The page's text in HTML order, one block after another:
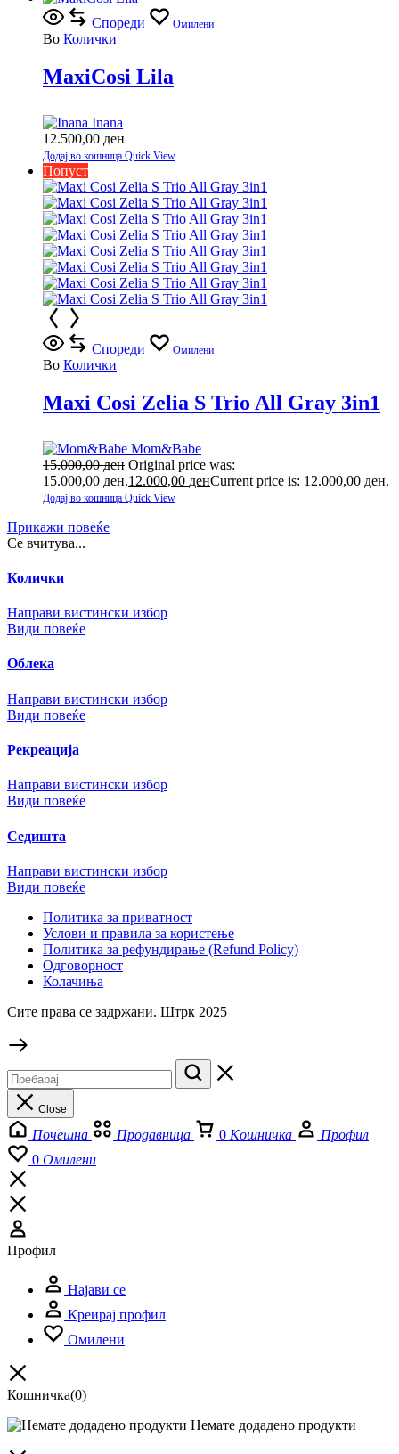
Спореди Омилени
Во Колички
MaxiCosi Lila
Inana
12.500,00 ден
Додај во кошница Quick View
Попуст
Спореди Омилени
Во Колички
Maxi Cosi Zelia S Trio All Gray 3in1
Mom&Babe
15.000,00ден Original price was:
15.000,00 ден.12.000,00 денCurrent price is: 12.000,00 ден.
Додај во кошница Quick View
Прикажи повеќе
Се вчитува...
Колички
Направи вистински избор
Види повеќе
Облека
Направи вистински избор
Види повеќе
Рекреација
Направи вистински избор
Види повеќе
Седишта
Направи вистински избор
Види повеќе
Политика за приватност
Услови и правила за користење
Политика за рефундирање (Refund Policy)
Одговорност
Колачиња
Сите права се задржани. Штрк 2025
Close
Почетна Продавница 0 Кошничка
Профил
0 Омилени
Профил
Најави се
Креирај профил
Омилени
Кошничка(0)
Немате додадено продукти